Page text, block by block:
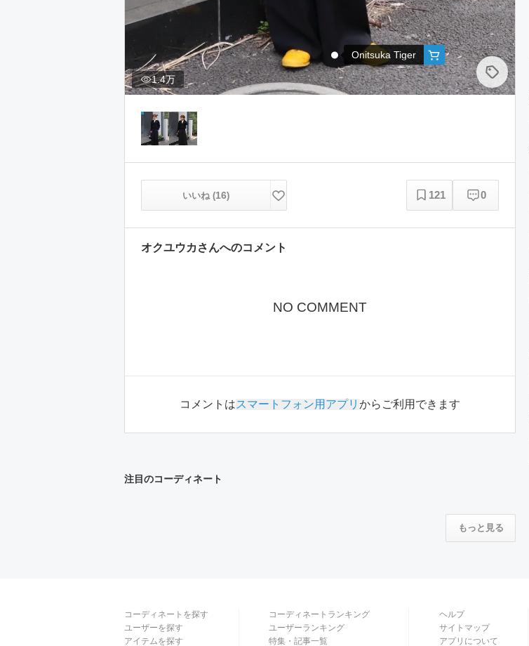
Onitsuka Tiger
1.4万
いいね (16) 121 0
オクユウカ さんへのコメント
NO COMMENT
コメントはスマートフォン用アプリ からご利用できます
注目のコーディネート
もっと見る
コーディネートを探す
ユーザーを探す
アイテムを探す
コーディネートランキング
ユーザーランキング
特集・記事一覧
ヘルプ
サイトマップ
アプリについて